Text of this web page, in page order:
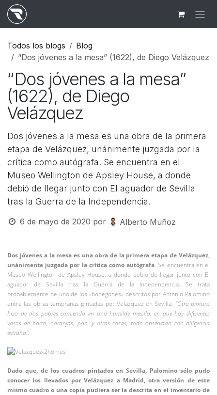
Ir al contenido
Todos los blogs
Blog
“Dos jóvenes a la mesa” (1622), de Diego Velázquez
“Dos jóvenes a la mesa”
(1622), de Diego
Velázquez
Dos jóvenes a la mesa es una obra de la primera
etapa de Velázquez, unánimente juzgada por la
crítica como autógrafa. Se encuentra en el
Museo Wellington de Apsley House, a donde
debió de llegar junto con El aguador de Sevilla
tras la Guerra de la Independencia.
6 de mayo de 2020 por Alberto Muñoz
Dos jóvenes a la mesa es una obra de la primera etapa de Velázquez,
unánimente juzgada por la crítica como autógrafa. Se encuentra en el
Museo Wellington de Apsley House, a donde debió de llegar junto con El
aguador de Sevilla tras la Guerra de la Independencia. Se trata
probablemente de uno de los «bodegones» descritos por Antonio Palomino
entre las obras tempranas pintadas por Velázquez en Sevilla: “Otra pintura
hizo de dos pobres comiendo en una humilde mesilla, en que hay diferentes
vasos de barro, naranjas, pan, y otras cosas, todo observado con diligencia
extraña”.
Dado que, de los cuadros pintados en Sevilla, Palomino sólo pudo
conocer los llevados por Velázquez a Madrid, otra versión de este
mismo cuadro o una copia pudiera ser la descrita en el inventario de